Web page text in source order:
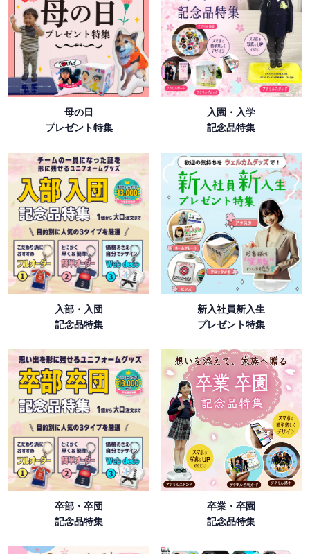
母の日
プレゼント特集
入園・入学
記念品特集
入部・入団
記念品特集
新入社員新入生
プレゼント特集
卒部・卒団
記念品特集
卒業・卒園
記念品特集